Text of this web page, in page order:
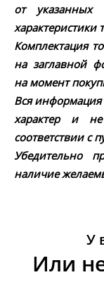
от указанных
характеристики
Комплектация
на заглавной
на момент
Вся информация
характер и
соответствии с
Убедительно
наличие
У
Или